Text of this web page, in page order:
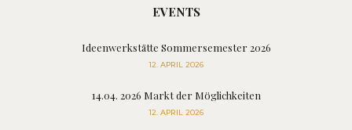
EVENTS
Ideenwerkstätte Sommersemester 2026
12. APRIL 2026
14.04. 2026 Markt der Möglichkeiten
12. APRIL 2026